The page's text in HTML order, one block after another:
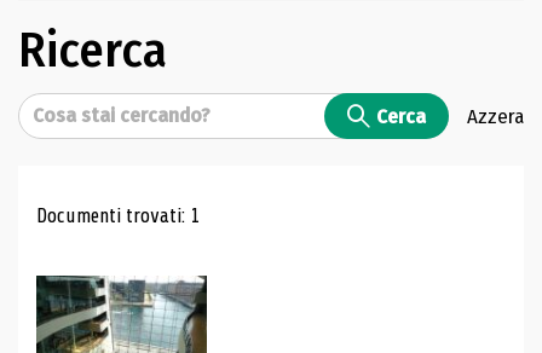
Ricerca
Cerca Cerca Azzera
Risultati di ricerca
Documenti trovati: 1